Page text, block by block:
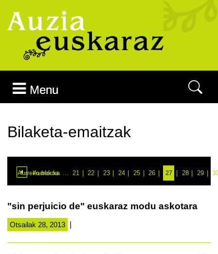
Menu
Bilaketa-emaitzak
Aurreko blocka
Aurrekoa ... 21 22 23 24 25 26 27 28 29
"sin perjuicio de" euskaraz modu askotara
Otsailak 28, 2013